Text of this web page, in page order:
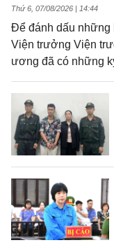
Thứ 6, 07/08/2026 | 14:44
Để đánh dấu những
Viện trưởng Viện
ương đã có những